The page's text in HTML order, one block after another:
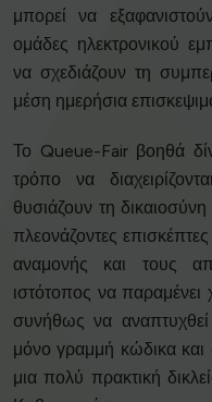
μπορεί να
ομάδες ηλεκτρονικού
να σχεδιάζουν τη
μέση ημερήσια
Το Queue-Fair βοηθά
τρόπο να
θυσιάζουν τη
πλεονάζοντες
αναμονής και τους
ιστότοπος να παραμένει
συνήθως να
μόνο γραμμή κώδικα και
μια πολύ πρακτική